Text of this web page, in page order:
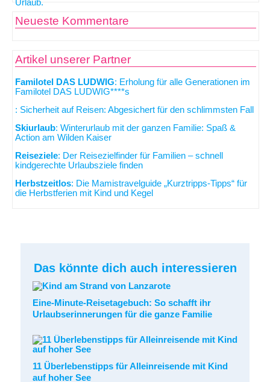
Neueste Kommentare
Artikel unserer Partner
Familotel DAS LUDWIG: Erholung für alle Generationen im
Familotel DAS LUDWIG****s
: Sicherheit auf Reisen: Abgesichert für den schlimmsten Fall
Skiurlaub: Winterurlaub mit der ganzen Familie: Spaß &
Action am Wilden Kaiser
Reiseziele: Der Reisezielfinder für Familien – schnell
kindgerechte Urlaubsziele finden
Herbstzeitlos: Die Mamistravelguide „Kurztripps-Tipps“ für
die Herbstferien mit Kind und Kegel
Das könnte dich auch interessieren
Eine-Minute-Reisetagebuch: So schafft ihr
Urlaubserinnerungen für die ganze Familie
11 Überlebenstipps für Alleinreisende mit Kind
auf hoher See